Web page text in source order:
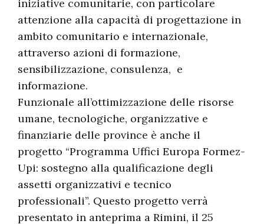
iniziative comunitarie, con particolare
attenzione alla capacità di progettazione in
ambito comunitario e internazionale,
attraverso azioni di formazione,
sensibilizzazione, consulenza, e
informazione.
Funzionale all’ottimizzazione delle risorse
umane, tecnologiche, organizzative e
finanziarie delle province è anche il
progetto “Programma Uffici Europa Formez-
Upi: sostegno alla qualificazione degli
assetti organizzativi e tecnico
professionali”. Questo progetto verrà
presentato in anteprima a Rimini, il 25